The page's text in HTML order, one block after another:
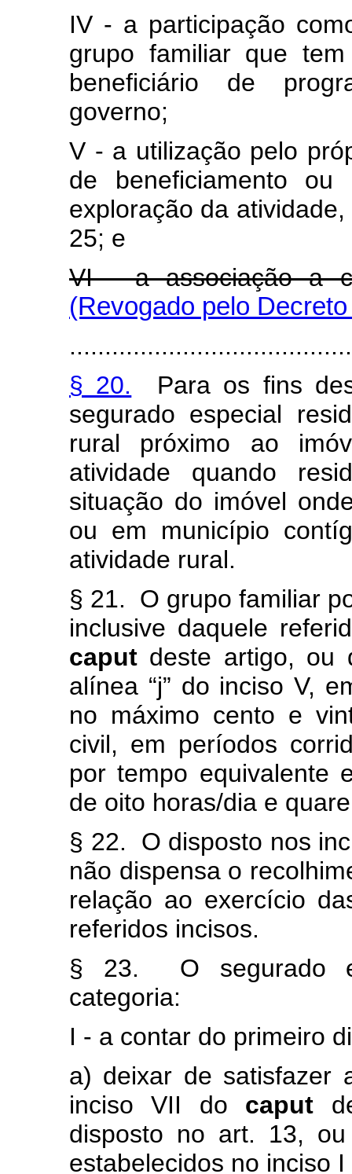
IV - a participação
grupo familiar que
beneficiário de
governo;
V - a utilização pelo
de beneficiamento ou
exploração da
25; e
VI - a associação a
(Revogado pelo
§ 20. Para os fins
segurado especial
rural próximo ao
atividade quando
situação do imóvel
ou em município
atividade rural.
§ 21. O grupo familiar
inclusive daquele
caput deste artigo, ou
alínea “j” do inciso V,
no máximo cento e
civil, em períodos
por tempo equivalente
de oito horas/dia e
§ 22. O disposto nos
não dispensa o
relação ao exercício
referidos incisos.
§ 23. O segurado
categoria:
I - a contar do primeiro
a) deixar de satisfazer
inciso VII do caput
disposto no art. 13,
estabelecidos no inciso